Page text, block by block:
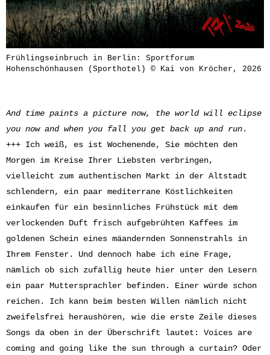
Frühlingseinbruch in Berlin: Sportforum
Hohenschönhausen (Sporthotel) © Kai von Kröcher, 2026
And time paints a picture now, the world will eclipse
you now and when you fall you get back up and run.
+++ Ich weiß, es ist Wochenende, Sie möchten den
Morgen im Kreise Ihrer Liebsten verbringen,
vielleicht zum authentischen Markt in der Altstadt
schlendern, ein paar mediterrane Köstlichkeiten
einkaufen für ein besinnliches Frühstück mit dem
verlockenden Duft frisch aufgebrühten Kaffees im
goldenen Schein eines mäandernden Sonnenstrahls in
Ihrem Fenster. Und dennoch habe ich eine Frage,
nämlich ob sich zufällig heute hier unter den Lesern
ein paar Muttersprachler befinden. Einer würde schon
reichen. Ich kann beim besten Willen nämlich nicht
zweifelsfrei heraushören, wie die erste Zeile dieses
Songs da oben in der Überschrift lautet: Voices are
coming and going like the sun through a curtain? Oder